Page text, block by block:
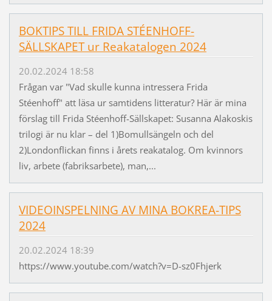
BOKTIPS TILL FRIDA STÉENHOFF-
SÄLLSKAPET ur Reakatalogen 2024
20.02.2024 18:58
Frågan var "Vad skulle kunna intressera Frida
Stéenhoff" att läsa ur samtidens litteratur? Här är mina
förslag till Frida Stéenhoff-Sällskapet: Susanna Alakoskis
trilogi är nu klar – del 1)Bomullsängeln och del
2)Londonflickan finns i årets reakatalog. Om kvinnors
liv, arbete (fabriksarbete), man,...
VIDEOINSPELNING AV MINA BOKREA-TIPS
2024
20.02.2024 18:39
https://www.youtube.com/watch?v=D-sz0Fhjerk